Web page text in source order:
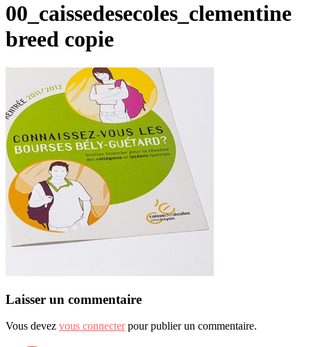
00_caissedesecoles_clementine
breed copie
Laisser un commentaire
Vous devez vous connecterpour publier un commentaire.